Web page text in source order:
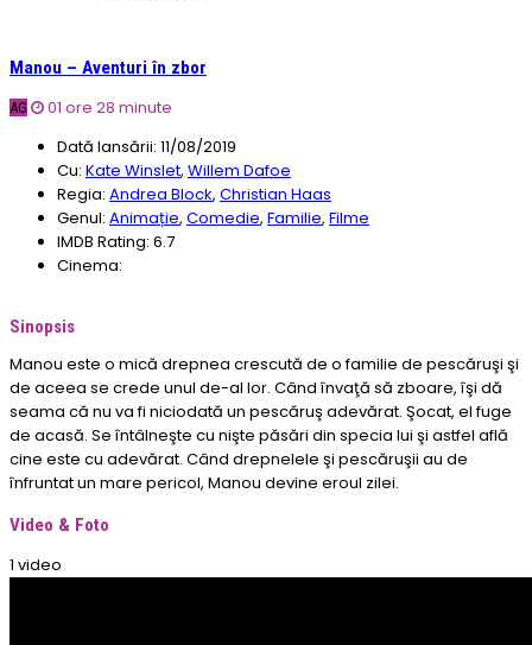
Manou – Aventuri în zbor
AG
01 ore 28 minute
Dată lansării: 11/08/2019
Cu: Kate Winslet, Willem Dafoe
Regia: Andrea Block, Christian Haas
Genul: Animație, Comedie, Familie, Filme
IMDB Rating: 6.7
Cinema:
Sinopsis
Manou este o mică drepnea crescută de o familie de pescăruşi şi
de aceea se crede unul de-al lor. Când învaţă să zboare, îşi dă
seama că nu va fi niciodată un pescăruş adevărat. Şocat, el fuge
de acasă. Se întâlneşte cu nişte păsări din specia lui şi astfel află
cine este cu adevărat. Când drepnelele şi pescăruşii au de
înfruntat un mare pericol, Manou devine eroul zilei.
Video & Foto
1 video